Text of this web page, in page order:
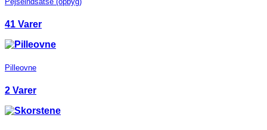
41 Varer
Pilleovne
2 Varer